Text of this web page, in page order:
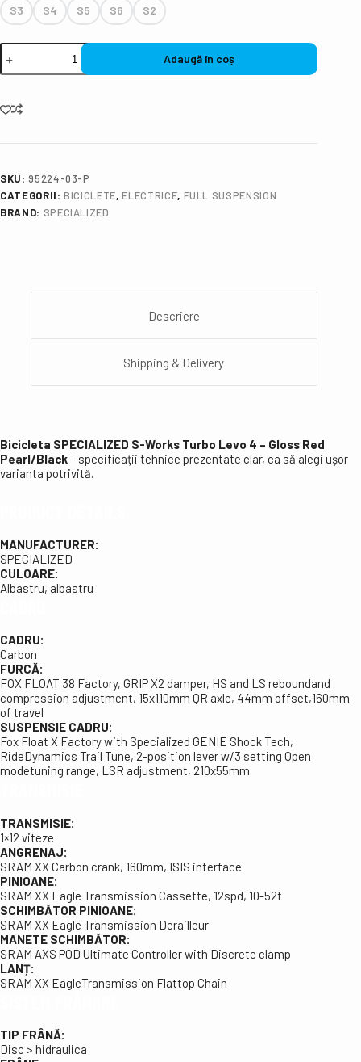
S3 S4 S5 S6 S2
Adaugă în coș
SKU:95224-03-P
CATEGORII:BICICLETE,ELECTRICE, FULL SUSPENSION
BRAND: SPECIALIZED
Descriere
Shipping & Delivery
Bicicleta SPECIALIZED S-Works Turbo Levo 4 – Gloss Red
Pearl/Black– specificații tehnice prezentate clar, ca să alegi ușor
varianta potrivită.
MANUFACTURER:
SPECIALIZED
CULOARE:
Albastru, albastru
CADRU:
Carbon
FURCĂ:
FOX FLOAT 38 Factory, GRIP X2 damper, HS and LS reboundand
compression adjustment, 15x110mm QR axle, 44mm offset,160mm
of travel
SUSPENSIE CADRU:
Fox Float X Factory with Specialized GENIE Shock Tech,
RideDynamics Trail Tune, 2-position lever w/3 setting Open
modetuning range, LSR adjustment, 210x55mm
TRANSMISIE:
1×12 viteze
ANGRENAJ:
SRAM XX Carbon crank, 160mm, ISIS interface
PINIOANE:
SRAM XX Eagle Transmission Cassette, 12spd, 10-52t
SCHIMBĂTOR PINIOANE:
SRAM XX Eagle Transmission Derailleur
MANETE SCHIMBĂTOR:
SRAM AXS POD Ultimate Controller with Discrete clamp
LANȚ:
SRAM XX EagleTransmission Flattop Chain
TIP FRÂNĂ:
Disc > hidraulica